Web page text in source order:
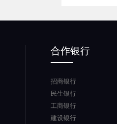
合作银行
招商银行
民生银行
工商银行
建设银行